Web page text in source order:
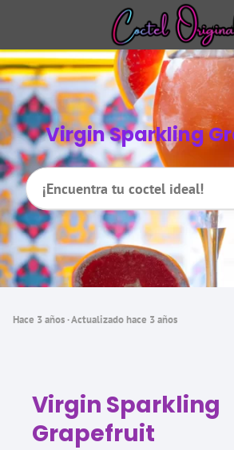
Virgin Sparkling
hace 3 años· Actualizado hace 3 años
Virgin Sparkling
Grapefruit